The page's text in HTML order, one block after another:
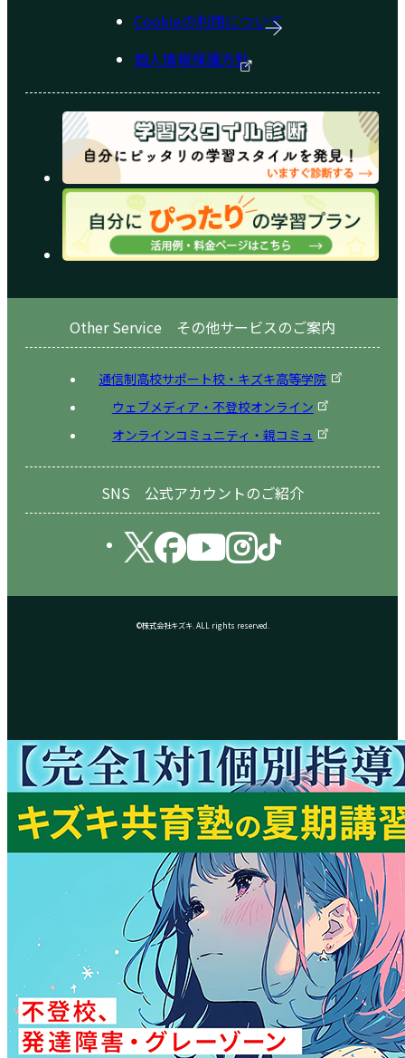
Cookieの利用について
個人情報保護方針
Other Service その他サービスのご案内
通信制高校サポート校・キズキ高等学院
ウェブメディア・不登校オンライン
オンラインコミュニティ・親コミュ
SNS 公式アカウントのご紹介
©株式会社キズキ. ALL rights reserved.